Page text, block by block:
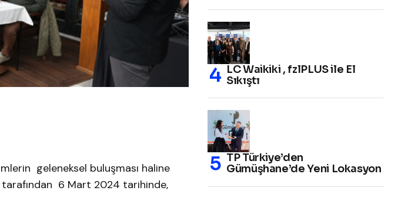
geleneksel buluşması haline
tarafından 6 Mart 2024 tarihinde,
LC Waikiki , fzlPLUS ile El
Sıkıştı
TP Türkiye’den
Gümüşhane’de Yeni Lokasyon